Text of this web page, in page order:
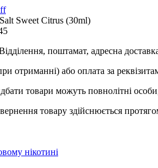
Sweet Citrus (30ml)
поштамат, адресна
отриманні) або оплата за
товари можуть повнолітні
товару здійснюється
нікотині